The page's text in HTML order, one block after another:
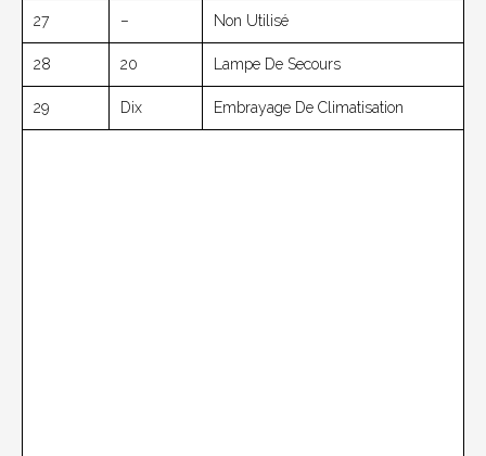
27 – Non Utilisé
28 20 Lampe De Secours
29 Dix Embrayage De Climatisation